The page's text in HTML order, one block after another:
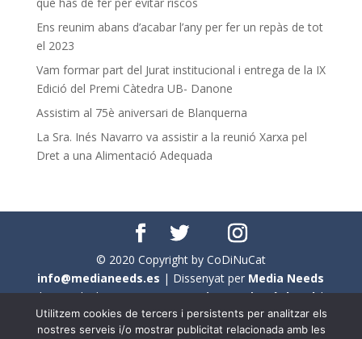
Ens reunim abans d’acabar l’any per fer un repàs de tot
el 2023
Vam formar part del Jurat institucional i entrega de la IX
Edició del Premi Càtedra UB- Danone
Assistim al 75è aniversari de Blanquerna
La Sra. Inés Navarro va assistir a la reunió Xarxa pel
Dret a una Alimentació Adequada
© 2020 Copyright by CoDiNuCat
info@medianeeds.es | Dissenyat per Media Needs
| Tots els drets reservats aCoDiNuCat |Avís legal|
Avís per cookies
Utilitzem cookies de tercers i persistents per analitzar els
nostres serveis i/o mostrar publicitat relacionada amb les